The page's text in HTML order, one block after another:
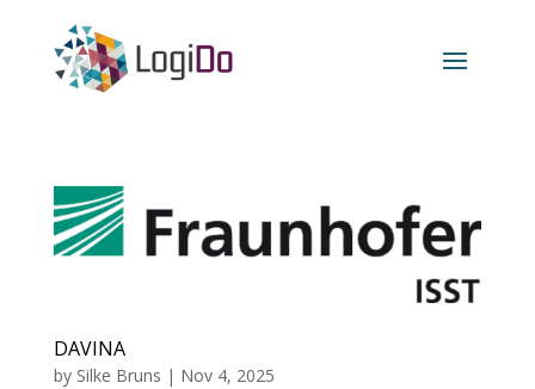
DAVINA
by Silke Bruns | Nov 4, 2025